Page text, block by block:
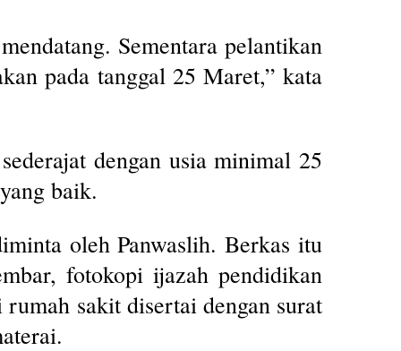
Sementara pelantikan
pada tanggal 25 Maret,” kata
dengan usia minimal 25
baik.
oleh Panwaslih. Berkas itu
fotokopi ijazah pendidikan
sakit disertai dengan surat